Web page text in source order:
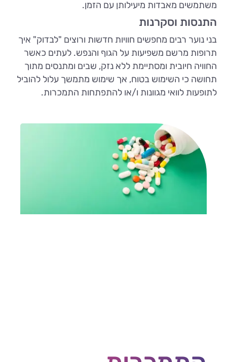
משתמשים מאבדות מיעילותן עם הזמן.
התנסות וסקרנות
בני נוער רבים מחפשים חוויות חדשות ורוצים "לבדוק" איך
תרופות מרשם משפיעות על הגוף והנפש. לעתים כאשר
החוויה חיובית ומסתיימת ללא נזק, שבים ומתנסים מתוך
תחושה כי השימוש בטוח, אך שימוש מתמשך עלול להוביל
לתופעות לוואי מגוונות ו/או להתפתחות התמכרות.